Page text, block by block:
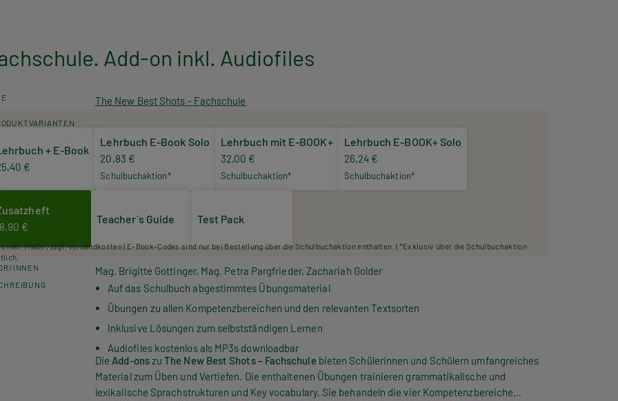
Add-on inkl. Audiofiles
The New Best Shots - Fachschule
+ E-Book
€
Lehrbuch E-Book Solo
20,83 €
Schulbuchaktion*
Lehrbuch mit E-BOOK+
32,00 €
Schulbuchaktion*
Lehrbuch E-BOOK+ Solo
26,24 €
Schulbuchaktion*
€
Teacher´s Guide Test Pack
inkl. MwSt., zzgl. Versandkosten | E-Book-Codes sind nur bei Bestellung über die Schulbuchaktion enthalten. | *Exklusiv über die Schulbuchaktion
INNEN
Mag. Brigitte Gottinger, Mag. Petra Pargfrieder, Zachariah Golder
Auf das Schulbuch abgestimmtes Übungsmaterial
Übungen zu allen Kompetenzbereichen und den relevanten Textsorten
Inklusive Lösungen zum selbstständigen Lernen
Audiofiles kostenlos als MP3s downloadbar
Die Add-onszuThe New Best Shots – Fachschulebieten Schülerinnen und Schülern umfangreiches
Material zum Üben und Vertiefen. Die enthaltenen Übungen trainieren grammatikalische und
lexikalische Sprachstrukturen und Key vocabulary. Sie behandeln die vier Kompetenzbereiche